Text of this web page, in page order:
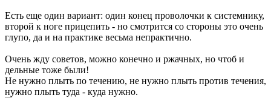
Есть еще один вариант: один конец проволочки к системнику,
второй к ноге прицепить - но смотрится со стороны это очень
глупо, да и на практике весьма непрактично.
Очень жду советов, можно конечно и ржачных, но чтоб и
дельные тоже были!
Не нужно плыть по течению, не нужно плыть против течения,
нужно плыть туда - куда нужно.